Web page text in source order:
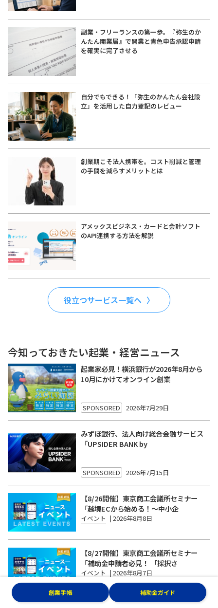
副業・フリーランスの第一歩。『弥生のか
んたん開業届』で開業と青色申告承認申請
を確実に完了させる
自分でもできる！「弥生のかんたん会社設
立」を活用した自力登記のレビュー
創業期こそ法人携帯を。コスト削減と管理
の手間を減らすメリットとは
アメックスビジネス・カードと会計ソフト
のAPI連携する方法を解説
役立つサービス一覧へ
今知っておきたい起業・経営ニュース
起業家必見！横浜銀行が2026年8月から
10月にかけてオンライン創業
SPONSORED 2026年7月29日
みずほ銀行、法人向け総合金融サービス
「UPSIDER BANK by
SPONSORED 2026年7月15日
【8/26開催】東京商工会議所セミナー
「越境ECから始める！〜中小企
イベント | 2026年8月8日
【8/27開催】東京商工会議所セミナー
「補助金申請者必見！ 「採択さ
イベント | 2026年8月7日
創業手帳 補助金ガイド